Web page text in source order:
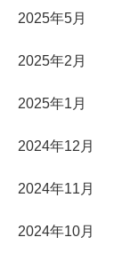
2025年5月
2025年2月
2025年1月
2024年12月
2024年11月
2024年10月